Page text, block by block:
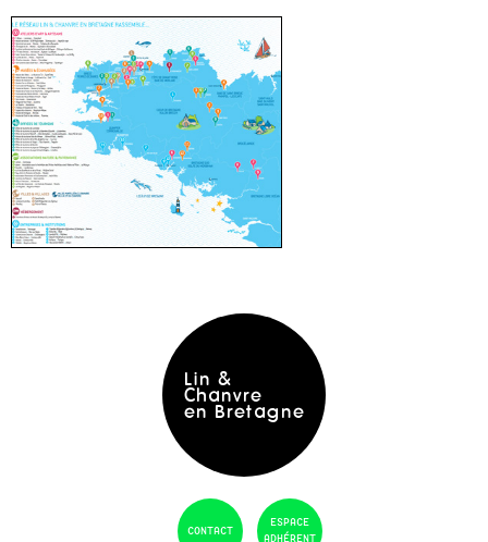
Lin &
Chanvre
en Bretagne
CONTACT
ESPACE
ADHÉRENT